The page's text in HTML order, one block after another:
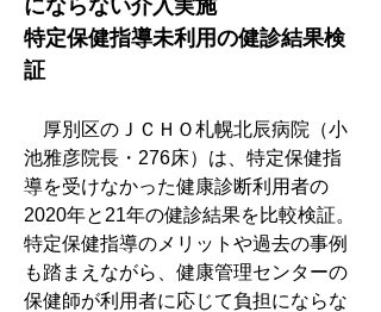
にならない介入実施
特定保健指導未利用の健診結果検
証
厚別区のＪＣＨＯ札幌北辰病院（小
池雅彦院長・276床）は、特定保健指
導を受けなかった健康診断利用者の
2020年と21年の健診結果を比較検証。
特定保健指導のメリットや過去の事例
も踏まえながら、健康管理センターの
保健師が利用者に応じて負担にならな